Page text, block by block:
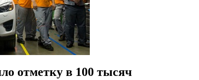
отметку в 100 тысяч